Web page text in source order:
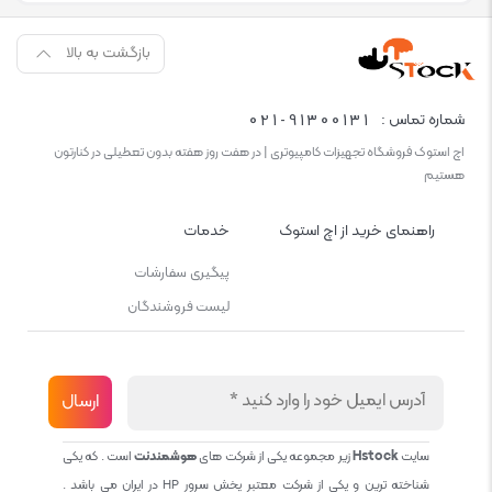
بازگشت به بالا
شماره تماس : 021-91300131
اچ استوک فروشگاه تجهیزات کامپیوتری | در هفت روز هفته بدون تعطیلی در کنارتون
هستیم
راهنمای خرید از اچ استوک خدمات
پیگیری سفارشات
لیست فروشندگان
سایتHstockزیر مجموعه یکی از شرکت هایهوشمندنتاست . که یکی
شناخته ترین و یکی از شرکت معتبر پخش سرور HP در ایران می باشد .